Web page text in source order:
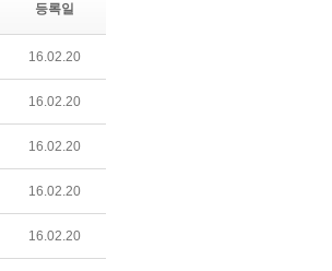
등록일
16.02.20
16.02.20
16.02.20
16.02.20
16.02.20